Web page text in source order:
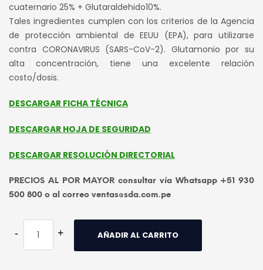
cuaternario 25% + Glutaraldehido10%.
Tales ingredientes cumplen con los criterios de la Agencia
de protección ambiental de EEUU (EPA), para utilizarse
contra CORONAVIRUS (SARS-CoV-2). Glutamonio por su
alta concentración, tiene una excelente relación
costo/dosis.
DESCARGAR FICHA TÉCNICA
DESCARGAR HOJA DE SEGURIDAD
DESCARGAR RESOLUCIÓN DIRECTORIAL
PRECIOS AL POR MAYOR consultar vía Whatsapp +51 930
500 800 o al correo ventas@sda.com.pe
AÑADIR AL CARRITO